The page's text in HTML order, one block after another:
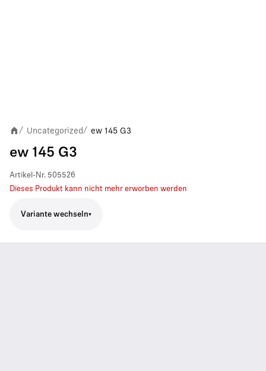
/ Uncategorized / ew 145 G3
ew 145 G3
Artikel-Nr. 505526
Dieses Produkt kann nicht mehr erworben werden
Variante wechseln